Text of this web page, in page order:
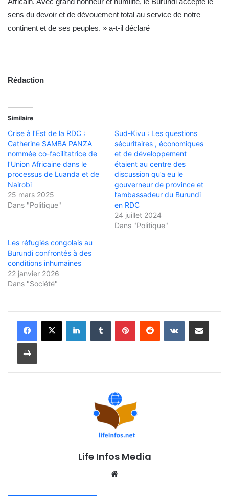
sens du devoir et de dévouement total au service de notre
continent et de ses peuples. » a-t-il déclaré
Rédaction
Similaire
Crise à l’Est de la RDC :
Catherine SAMBA PANZA
nommée co-facilitatrice de
l’Union Africaine dans le
processus de Luanda et de
Nairobi
25 mars 2025
Dans "Politique"
Sud-Kivu : Les questions
sécuritaires , économiques
et de développement
étaient au centre des
discussion qu’a eu le
gouverneur de province et
l’ambassadeur du Burundi
en RDC
24 juillet 2024
Dans "Politique"
Les réfugiés congolais au
Burundi confrontés à des
conditions inhumaines
22 janvier 2026
Dans "Société"
Life Infos Media